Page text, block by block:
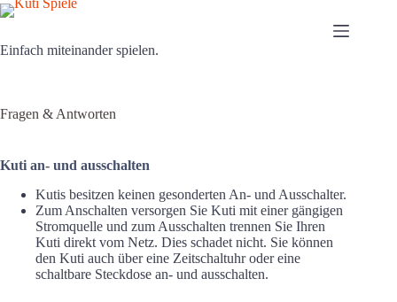
Zum
Inhalt
Einfach miteinander spielen.
Fragen & Antworten
Kuti an- und ausschalten
Kutis besitzen keinen gesonderten An- und Ausschalter.
Zum Anschalten versorgen Sie Kuti mit einer gängigen
Stromquelle und zum Ausschalten trennen Sie Ihren
Kuti direkt vom Netz. Dies schadet nicht. Sie können
den Kuti auch über eine Zeitschaltuhr oder eine
schaltbare Steckdose an- und ausschalten.